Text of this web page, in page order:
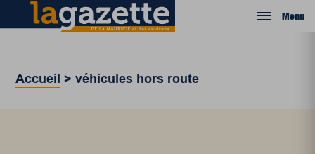
Menu
Accueil >véhicules hors route